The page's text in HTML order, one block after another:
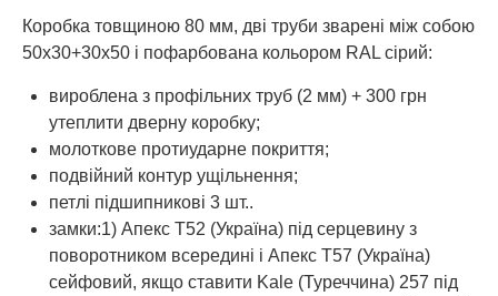
Коробка товщиною 80 мм, дві труби зварені між собою
50х30+30х50 і пофарбована кольором RAL сірий:
вироблена з профільних труб (2 мм) + 300 грн
утеплити дверну коробку;
молоткове протиударне покриття;
подвійний контур ущільнення;
петлі підшипникові 3 шт..
замки:1) Апекс Т52 (Україна) під серцевину з
поворотником всередині і Апекс Т57 (Україна)
сейфовий, якщо ставити Kale (Туреччина) 257 під